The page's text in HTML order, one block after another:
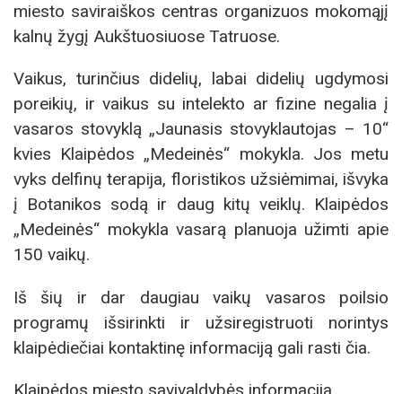
miesto saviraiškos centras organizuos mokomąjį
kalnų žygį Aukštuosiuose Tatruose.
Vaikus, turinčius didelių, labai didelių ugdymosi
poreikių, ir vaikus su intelekto ar fizine negalia į
vasaros stovyklą „Jaunasis stovyklautojas – 10“
kvies Klaipėdos „Medeinės“ mokykla. Jos metu
vyks delfinų terapija, floristikos užsiėmimai, išvyka
į Botanikos sodą ir daug kitų veiklų. Klaipėdos
„Medeinės“ mokykla vasarą planuoja užimti apie
150 vaikų.
Iš šių ir dar daugiau vaikų vasaros poilsio
programų išsirinkti ir užsiregistruoti norintys
klaipėdiečiai kontaktinę informaciją gali rasti čia.
Klaipėdos miesto savivaldybės informacija